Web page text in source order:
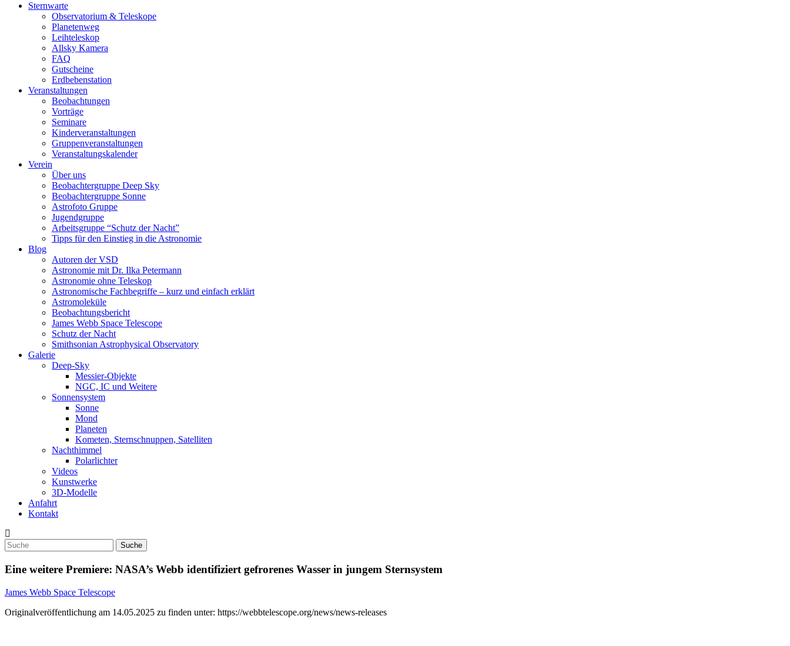
Sternwarte
Observatorium & Teleskope
Planetenweg
Leihteleskop
Allsky Kamera
FAQ
Gutscheine
Erdbebenstation
Veranstaltungen
Beobachtungen
Vorträge
Seminare
Kinderveranstaltungen
Gruppenveranstaltungen
Veranstaltungskalender
Verein
Über uns
Beobachtergruppe Deep Sky
Beobachtergruppe Sonne
Astrofoto Gruppe
Jugendgruppe
Arbeitsgruppe “Schutz der Nacht”
Tipps für den Einstieg in die Astronomie
Blog
Autoren der VSD
Astronomie mit Dr. Ilka Petermann
Astronomie ohne Teleskop
Astronomische Fachbegriffe – kurz und einfach erklärt
Astromoleküle
Beobachtungsbericht
James Webb Space Telescope
Schutz der Nacht
Smithsonian Astrophysical Observatory
Galerie
Deep-Sky
Messier-Objekte
NGC, IC und Weitere
Sonnensystem
Sonne
Mond
Planeten
Kometen, Sternschnuppen, Satelliten
Nachthimmel
Polarlichter
Videos
Kunstwerke
3D-Modelle
Anfahrt
Kontakt
Eine weitere Premiere: NASA’s Webb identifiziert gefrorenes Wasser in jungem Sternsystem
James Webb Space Telescope
Originalveröffentlichung am 14.05.2025 zu finden unter: https://webbtelescope.org/news/news-releases